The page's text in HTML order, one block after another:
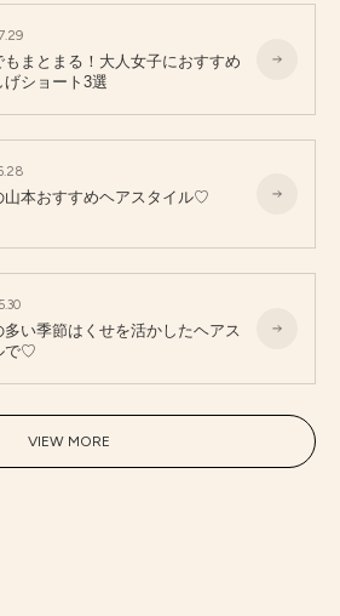
もまとまる！大人女子におすすめ
げショート3選
山本おすすめヘアスタイル♡
多い季節はくせを活かしたヘアス
で♡
VIEW MORE